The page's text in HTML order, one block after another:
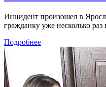
Инцидент произошел в
гражданку уже несколько
Подробнее